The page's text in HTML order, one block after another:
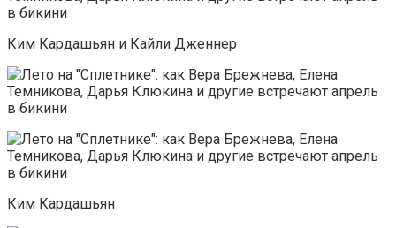
Ким Кардашьян и Кайли Дженнер
Ким Кардашьян